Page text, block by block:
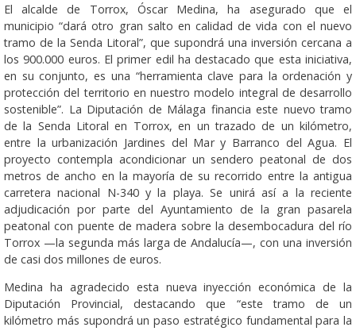
El alcalde de Torrox, Óscar Medina, ha asegurado que el
municipio “dará otro gran salto en calidad de vida con el nuevo
tramo de la Senda Litoral”, que supondrá una inversión cercana a
los 900.000 euros. El primer edil ha destacado que esta iniciativa,
en su conjunto, es una “herramienta clave para la ordenación y
protección del territorio en nuestro modelo integral de desarrollo
sostenible”. La Diputación de Málaga financia este nuevo tramo
de la Senda Litoral en Torrox, en un trazado de un kilómetro,
entre la urbanización Jardines del Mar y Barranco del Agua. El
proyecto contempla acondicionar un sendero peatonal de dos
metros de ancho en la mayoría de su recorrido entre la antigua
carretera nacional N-340 y la playa. Se unirá así a la reciente
adjudicación por parte del Ayuntamiento de la gran pasarela
peatonal con puente de madera sobre la desembocadura del río
Torrox —la segunda más larga de Andalucía—, con una inversión
de casi dos millones de euros.
​Medina ha agradecido esta nueva inyección económica de la
Diputación Provincial, destacando que “este tramo de un
kilómetro más supondrá un paso estratégico fundamental para la